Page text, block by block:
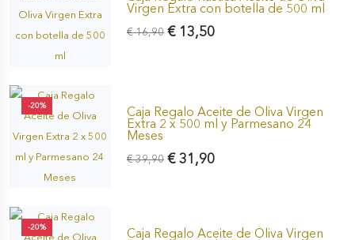
Virgen Extra con botella de 500 ml
€ 13,50
€ 16,90
-20% Caja Regalo Aceite de Oliva Virgen
Extra 2 x 500 ml y Parmesano 24
Meses
€ 31,90
€ 39,90
-20% Caja Regalo Aceite de Oliva Virgen